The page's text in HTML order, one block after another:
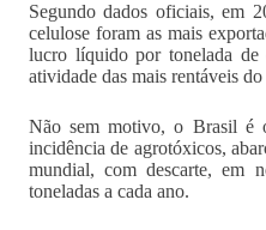
Segundo dados oficiais, em
celulose foram as mais
lucro líquido por tonelada
atividade das mais rentáveis do
Não sem motivo, o Brasil é
incidência de agrotóxicos,
mundial, com descarte, em
toneladas a cada ano.